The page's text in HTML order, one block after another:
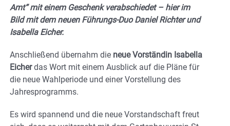
Amt“ mit einem Geschenk verabschiedet – hier im
Bild mit dem neuen Führungs-Duo Daniel Richter und
Isabella Eicher.
Anschließend übernahm die neue Vorständin Isabella
Eicherdas Wort mit einem Ausblick auf die Pläne für
die neue Wahlperiode und einer Vorstellung des
Jahresprogramms.
Es wird spannend und die neue Vorstandschaft freut